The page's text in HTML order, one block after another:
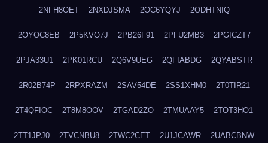
2NFH8OET 2NXDJSMA 2OC6YQYJ 2ODHTNIQ
2OYOC8EB 2P5KVO7J 2PB26F91 2PFU2MB3 2PGICZT7
2PJA33U1 2PK01RCU 2Q6V9UEG 2QFIABDG 2QYABSTR
2R02B74P 2RPXRAZM 2SAV54DE 2SS1XHM0 2T0TIR21
2T4QFIOC 2T8M8OOV 2TGAD2ZO 2TMUAAY5 2TOT3HO1
2TT1JPJ0 2TVCNBU8 2TWC2CET 2U1JCAWR 2UABCBNW